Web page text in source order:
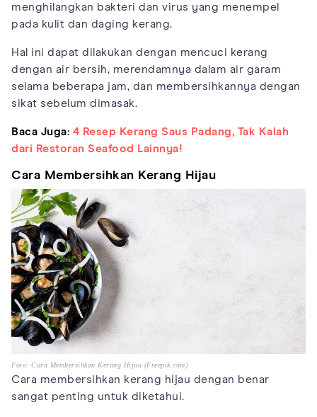
menghilangkan bakteri dan virus yang menempel
pada kulit dan daging kerang.
Hal ini dapat dilakukan dengan mencuci kerang
dengan air bersih, merendamnya dalam air garam
selama beberapa jam, dan membersihkannya dengan
sikat sebelum dimasak.
Baca Juga: 4 Resep Kerang Saus Padang, Tak Kalah
dari Restoran Seafood Lainnya!
Cara Membersihkan Kerang Hijau
Foto: Cara Membersihkan Kerang Hijau (Freepik.com)
Cara membersihkan kerang hijau dengan benar
sangat penting untuk diketahui.